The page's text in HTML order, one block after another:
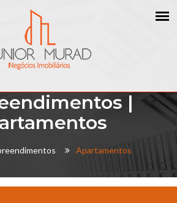
|
Apartamentos